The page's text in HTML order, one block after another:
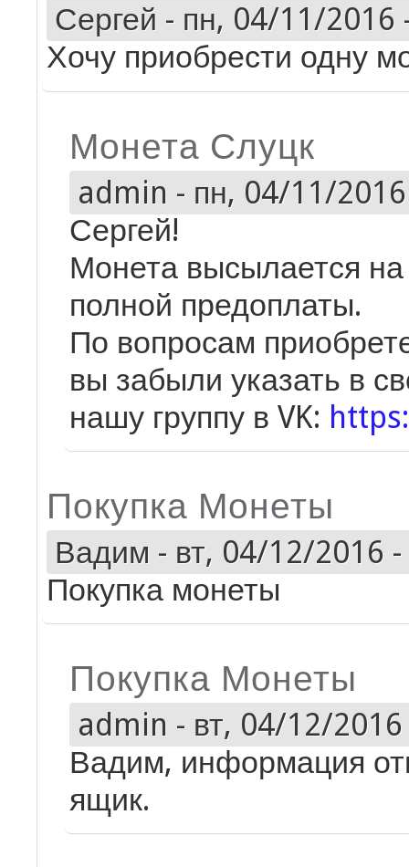
Сергей - пн, 04/11/2016
Хочу приобрести одну
Монета Слуцк
admin - пн, 04/11/
Сергей!
Монета высылается
полной предоплаты.
По вопросам
вы забыли указать в
нашу группу в VK:
Покупка Монеты
Вадим - вт, 04/12/2016
Покупка монеты
Покупка Монеты
admin - вт, 04/12/
Вадим, информация
ящик.